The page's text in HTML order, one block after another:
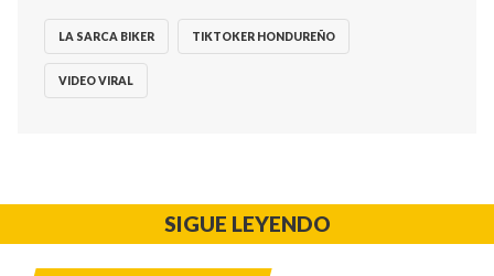
LA SARCA BIKER TIKTOKER HONDUREÑO
VIDEO VIRAL
SIGUE LEYENDO